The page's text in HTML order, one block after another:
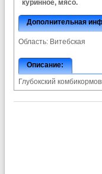
куринное, мясо.
Дополнительная
Область: Витебская
Описание:
Глубокский